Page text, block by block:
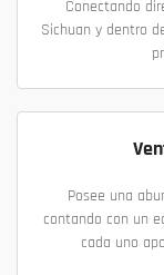
Conectando
Sichuan y dentro
Posee una
contando con un
cada uno